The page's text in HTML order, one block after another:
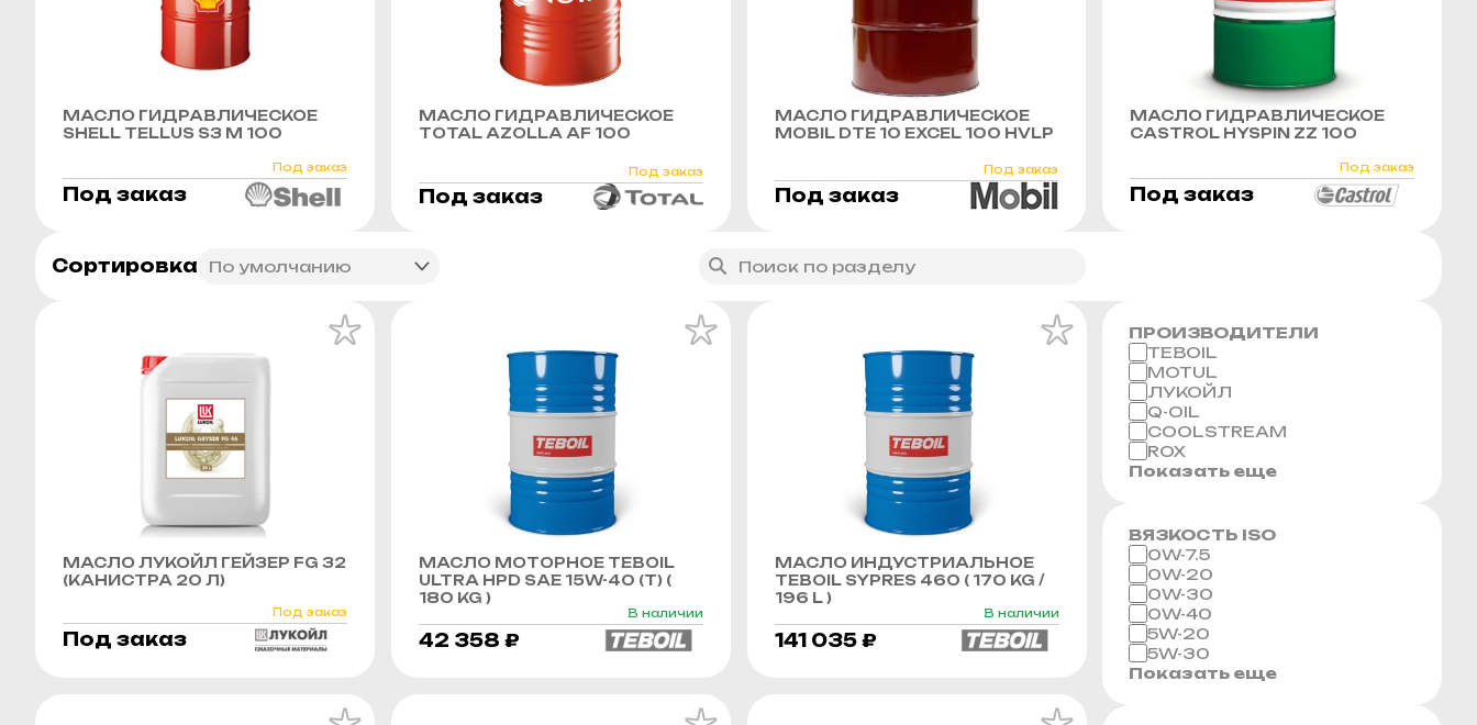
МАСЛО ГИДРАВЛИЧЕСКОЕ
SHELL TELLUS S3 M 100
Под заказ
Под заказ
МАСЛО ГИДРАВЛИЧЕСКОЕ
TOTAL AZOLLA AF 100
Под заказ
Под заказ
МАСЛО ГИДРАВЛИЧЕСКОЕ
MOBIL DTE 10 EXCEL 100 HVLP
Под заказ
Под заказ
МАСЛО ГИДРАВЛИЧЕСКОЕ
CASTROL HYSPIN ZZ 100
Под заказ
Под заказ
Сортировка
МАСЛО ЛУКОЙЛ ГЕЙЗЕР FG 32
(КАНИСТРА 20 Л)
Под заказ
Под заказ
МАСЛО МОТОРНОЕ TEBOIL
ULTRA HPD SAE 15W-40 (Т) (
180 KG )
В наличии
42 358 ₽
МАСЛО ИНДУСТРИАЛЬНОЕ
TEBOIL SYPRES 460 ( 170 KG /
196 L )
В наличии
141 035 ₽
ПРОИЗВОДИТЕЛИ
TEBOIL
MOTUL
ЛУКОЙЛ
Q-OIL
COOLSTREAM
ROX
Показать еще
ВЯЗКОСТЬ ISO
0W-7.5
0W-20
0W-30
0W-40
5W-20
5W-30
Показать еще